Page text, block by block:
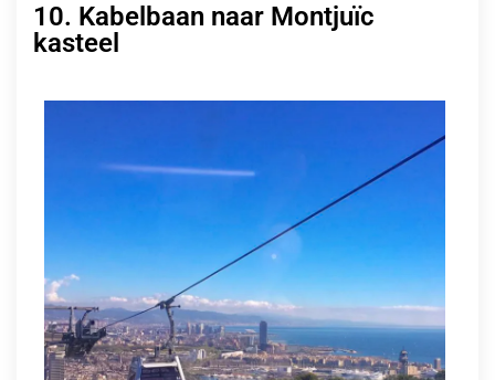
10. Kabelbaan naar Montjuïc
kasteel